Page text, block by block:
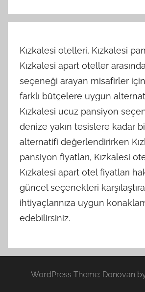
Kızkalesi otelleri, Kızkalesi
Kızkalesi apart oteller
seçeneği arayan misafirler
farklı bütçelere uygun
Kızkalesi ucuz pansiyon
denize yakın tesislere kadar
alternatifi değerlendirirken
pansiyon fiyatları, Kızkalesi
Kızkalesi apart otel fiyatları
güncel seçenekleri
ihtiyaçlarınıza uygun
edebilirsiniz.
WordPress Theme: Donovan